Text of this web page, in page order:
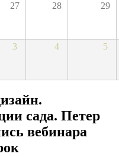
27 28 29
3 4 5
сада. Петер
вебинара